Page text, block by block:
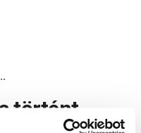
történt